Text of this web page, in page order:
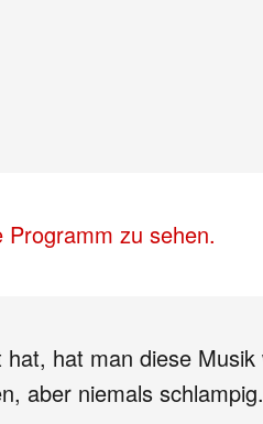
zu sehen.
hat man diese Musik
aber niemals schlampig.